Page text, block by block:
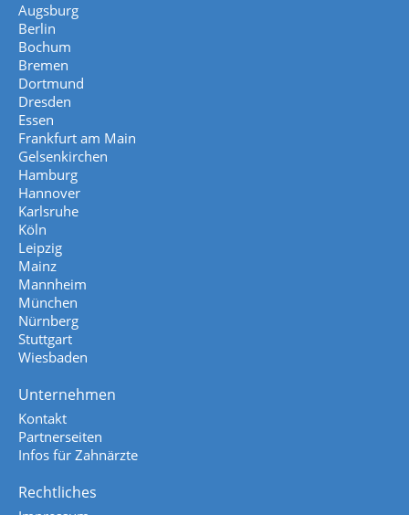
Augsburg
Berlin
Bochum
Bremen
Dortmund
Dresden
Essen
Frankfurt am Main
Gelsenkirchen
Hamburg
Hannover
Karlsruhe
Köln
Leipzig
Mainz
Mannheim
München
Nürnberg
Stuttgart
Wiesbaden
Unternehmen
Kontakt
Partnerseiten
Infos für Zahnärzte
Rechtliches